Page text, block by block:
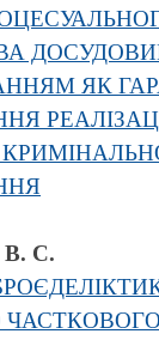
ЯК
В. С.